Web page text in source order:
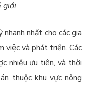
giới
nhất cho các gia
việc và phát triển. Các
nhiều ưu tiên, và thời
thuộc khu vực nông